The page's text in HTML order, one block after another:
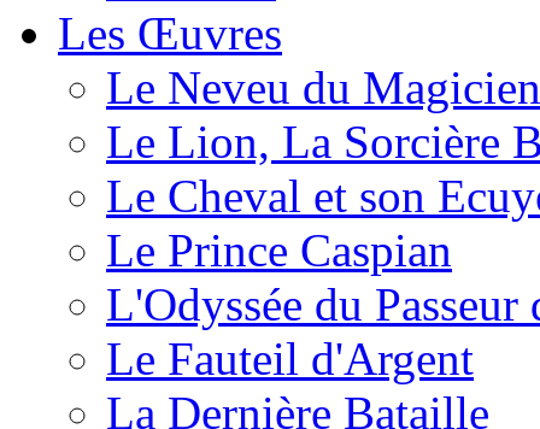
Les Œuvres
Le Neveu du Magicien
Le Lion, La Sorcière
Le Cheval et son
Le Prince Caspian
L'Odyssée du
Le Fauteil d'Argent
La Dernière Bataille